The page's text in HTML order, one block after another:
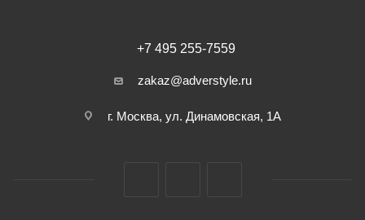
+7 495 255-7559
zakaz@adverstyle.ru
г. Москва, ул. Динамовская, 1А